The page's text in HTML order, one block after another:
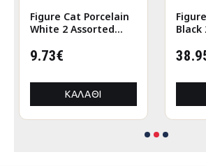
Figure Cat Porcelain
White 2 Assorted
9.73€
ΚΑΛΆΘΙ
Black